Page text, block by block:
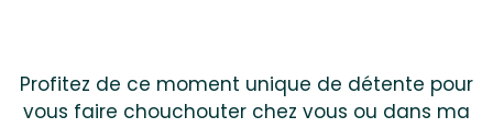
Profitez de ce moment unique de détente pour
vous faire chouchouter chez vous ou dans ma